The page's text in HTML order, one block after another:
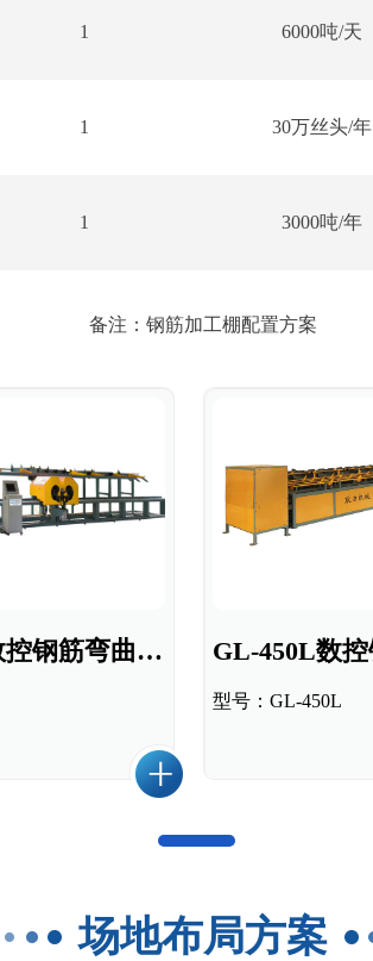
1 6000吨/天
1 30万丝头/年
1 3000吨/年
备注：钢筋加工棚配置方案
GL-G2L32数控钢筋弯曲中心
型号：GL-450L
场地布局方案